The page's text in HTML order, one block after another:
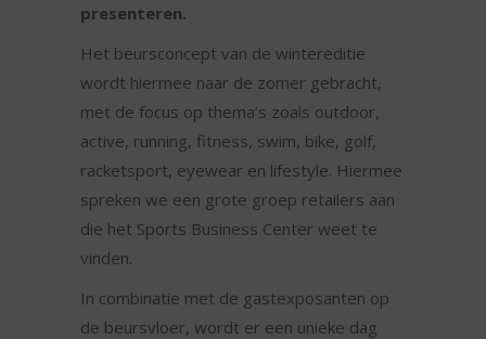
presenteren.
Het beursconcept van de wintereditie
wordt hiermee naar de zomer gebracht,
met de focus op thema’s zoals outdoor,
active, running, fitness, swim, bike, golf,
racketsport, eyewear en lifestyle. Hiermee
spreken we een grote groep retailers aan
die het Sports Business Center weet te
vinden.
In combinatie met de gastexposanten op
de beursvloer, wordt er een unieke dag